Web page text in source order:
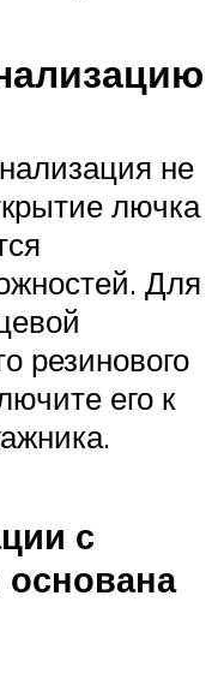
не
лючка
Для
резинового
его к
с